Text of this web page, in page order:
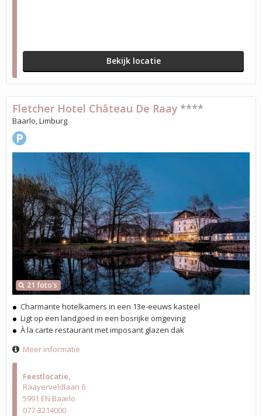
Bekijk locatie
Feestlocatie
Raayerveldlaan 6
5991 EN Baarlo
077-3214000
21 foto's
Fletcher Hotel Château De Raay ****
Baarlo, Limburg
Charmante hotelkamers in een 13e-eeuws kasteel
Ligt op een landgoed in een bosrijke omgeving
À la carte restaurant met imposant glazen dak
Meer informatie